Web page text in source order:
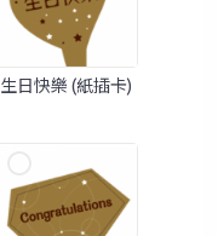
生日快樂 (紙插卡)